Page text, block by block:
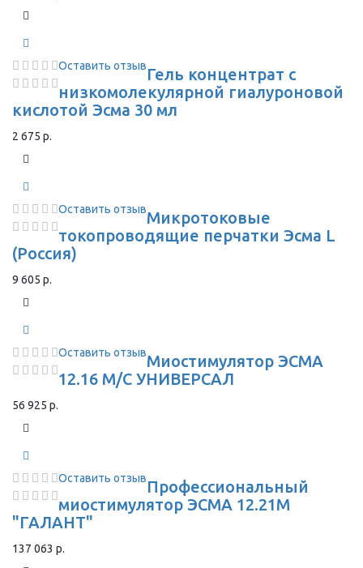
Оставить отзывГель концентрат с
низкомолекулярной гиалуроновой
кислотой Эсма 30 мл
2 675 р.
Оставить отзывМикротоковые
токопроводящие перчатки Эсма L
(Россия)
9 605 р.
Оставить отзывМиостимулятор ЭСМА
12.16 М/С УНИВЕРСАЛ
56 925 р.
Оставить отзывПрофессиональный
миостимулятор ЭСМА 12.21М
"ГАЛАНТ"
137 063 р.